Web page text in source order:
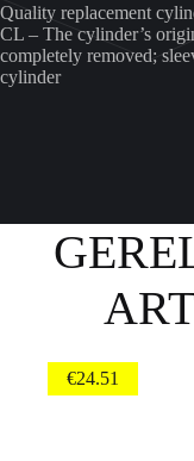
Quality replacement
CL – The cylinder’s
completely removed;
cylinder
€24.51